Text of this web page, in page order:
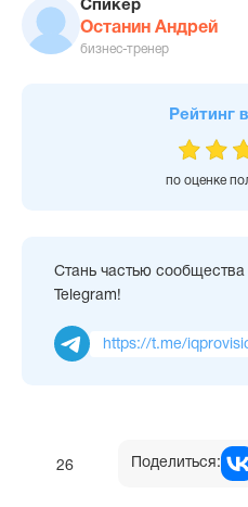
Спикер
Останин Андрей
бизнес-тренер
Рейтинг
по оценке
Стань частью
Telegram!
https://t.me/
26 Поделиться: